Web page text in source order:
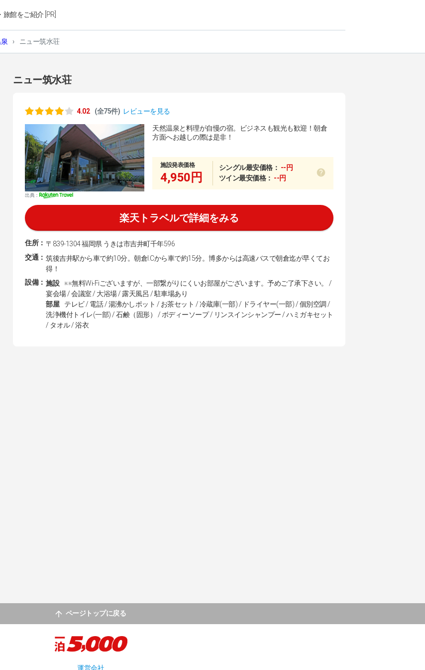
館をご紹介 [PR]
› ニュー筑水荘
ニュー筑水荘
4.02 (全75件) レビューを見る
出典：
天然温泉と料理が自慢の宿。ビジネスも観光も歓迎！朝倉
方面へお越しの際は是非！
施設発表価格
4,950円
シングル最安価格： --円
ツイン最安価格： --円
楽天トラベルで詳細をみる
住所： 〒839-1304 福岡県 うきは市吉井町千年596
交通： 筑後吉井駅から車で約10分。朝倉I.Cから車で約15分。博多からは高速バスで朝倉迄が早くてお
得！
設備： 施設
※※無料Wi-Fiございますが、一部繋がりにくいお部屋がございます。予めご了承下さい。 /
宴会場 / 会議室 / 大浴場 / 露天風呂 / 駐車場あり
部屋
テレビ / 電話 / 湯沸かしポット / お茶セット / 冷蔵庫(一部) / ドライヤー(一部) / 個別空調 /
洗浄機付トイレ(一部) / 石鹸（固形） / ボディーソープ / リンスインシャンプー / ハミガキセット
/ タオル / 浴衣
ページトップに戻る
運営会社